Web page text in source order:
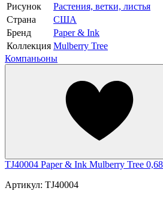
Рисунок
Растения, ветки, листья
Страна
США
Бренд
Paper & Ink
Коллекция Mulberry Tree
Компаньоны
TJ40004 Paper & Ink Mulberry Tree
Артикул: TJ40004